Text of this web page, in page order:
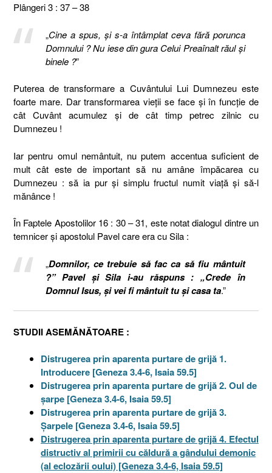
Plângeri 3 : 37 – 38
„Cine a spus, şi s-a întâmplat ceva fără porunca
Domnului ? Nu iese din gura Celui Preaînalt răul şi
binele ?”
Puterea de transformare a Cuvântului Lui Dumnezeu este
foarte mare. Dar transformarea vieţii se face şi în funcţie de
cât Cuvânt acumulez şi de cât timp petrec zilnic cu
Dumnezeu !
Iar pentru omul nemântuit, nu putem accentua suficient de
mult cât este de important să nu amâne împăcarea cu
Dumnezeu : să ia pur şi simplu fructul numit viaţă şi să-l
mănânce !
În Faptele Apostolilor 16 : 30 – 31, este notat dialogul dintre un
temnicer şi apostolul Pavel care era cu Sila :
„Domnilor, ce trebuie să fac ca să fiu mântuit
?” Pavel şi Sila i-au răspuns : „Crede în
Domnul Isus, şi vei fi mântuit tu şi casa ta.”
STUDII ASEMĂNĂTOARE :
Distrugerea prin aparenta purtare de grijă 1.
Introducere [Geneza 3.4-6, Isaia 59.5]
Distrugerea prin aparenta purtare de grijă 2. Oul de
şarpe [Geneza 3.4-6, Isaia 59.5]
Distrugerea prin aparenta purtare de grijă 3.
Şarpele [Geneza 3.4-6, Isaia 59.5]
Distrugerea prin aparenta purtare de grijă 4. Efectul
distructiv al primirii cu căldură a gândului demonic
(al eclozării oului) [Geneza 3.4-6, Isaia 59.5]